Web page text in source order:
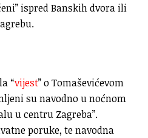
ispredBanskih dvora ili
“vijest” o Tomaševićevom
su navodno u noćnom
u centru Zagreba”.
poruke, te navodna